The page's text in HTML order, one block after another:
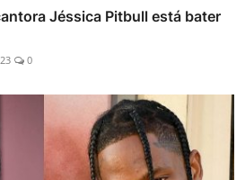
Jéssica Pitbull está bater
0